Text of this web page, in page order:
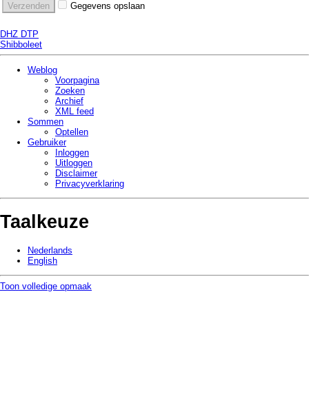
Gegevens opslaan
DHZ DTP
Shibboleet
Weblog
Voorpagina
Zoeken
Archief
XML feed
Sommen
Optellen
Gebruiker
Inloggen
Uitloggen
Disclaimer
Privacy­verklaring
Taalkeuze
Nederlands
English
Toon volledige opmaak